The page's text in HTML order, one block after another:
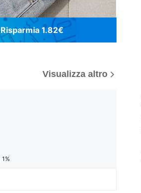
Risparmia 1.82€
Visualizza altro
1%